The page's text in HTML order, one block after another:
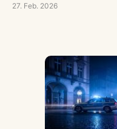
27. Feb. 2026